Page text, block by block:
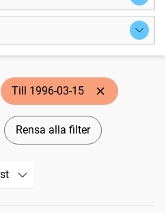
Till 1996-03-15
Rensa alla filter